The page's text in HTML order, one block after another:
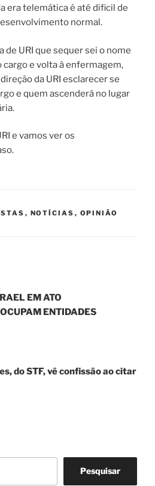
era telemática é até dificil de
normal.
de URI que sequer sei o nome
cargo e volta à enfermagem,
da URI esclarecer se
e quem ascenderá no lugar
e vamos ver os
, NOTÍCIAS , OPINIÃO
EM ATO
ENTIDADES
do STF, vê confissão ao citar
Pesquisar